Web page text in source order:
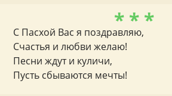
* * *
С Пасхой Вас я поздравляю,
Счастья и любви желаю!
Песни ждут и куличи,
Пусть сбываются мечты!